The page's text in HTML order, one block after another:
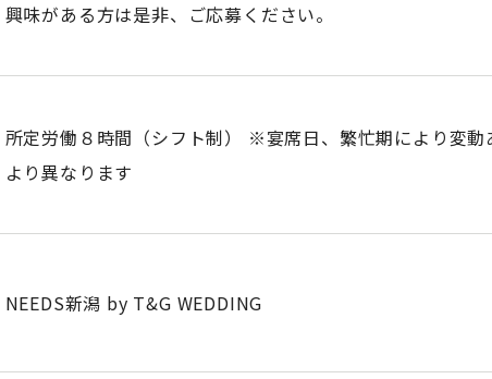
興味がある方は是非、ご応募ください。
所定労働８時間（シフト制） ※宴席日、繁忙期により変
より異なります
NEEDS新潟 by T&G WEDDING